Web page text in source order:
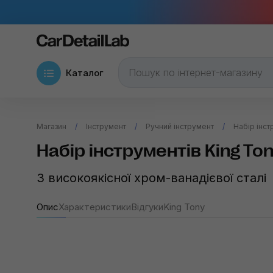
Каталог
Магазин Інструмент Ручний інструмент Набір
Набір інструментів King
З високоякісної хром-ванадієвої сталі
ОписХарактеристикиВідгукиKing Tony